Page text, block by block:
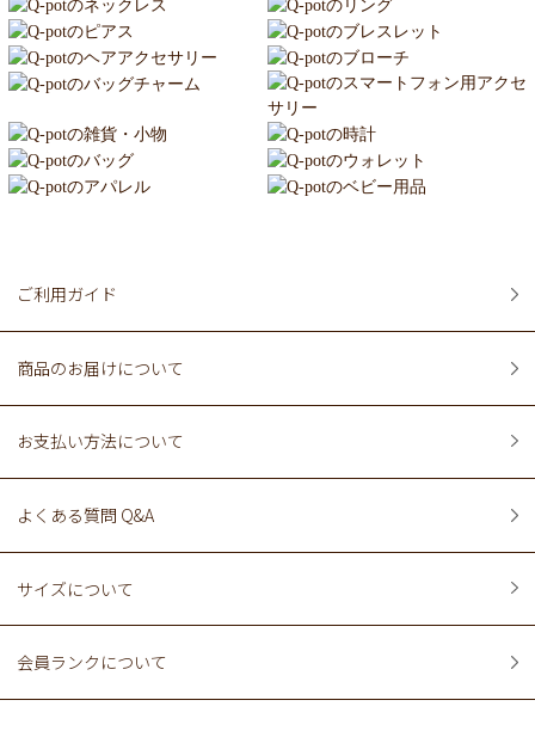
ご利用ガイド
商品のお届けについて
お支払い方法について
よくある質問 Q&A
サイズについて
会員ランクについて